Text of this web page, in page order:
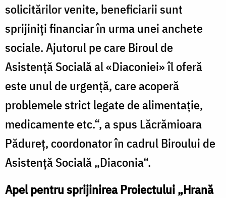
solicitărilor venite, beneficiarii sunt
sprijiniţi financiar în urma unei anchete
sociale. Ajutorul pe care Biroul de
Asistenţă Socială al «Diaconiei» îl oferă
este unul de urgenţă, care acoperă
problemele strict legate de alimentaţie,
medicamente etc.“, a spus Lăcrămioara
Pădureţ, coordonator în cadrul Biroului de
Asistenţă Socială „Diaconia“.
Apel pentru sprijinirea Proiectului „Hrană